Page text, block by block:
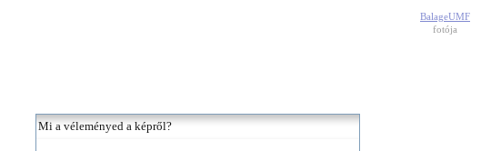
BalageUMF
fotója